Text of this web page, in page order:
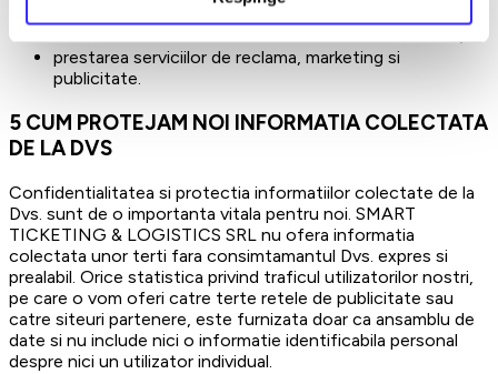
prestarea serviciilor de reclama, marketing si
publicitate.
5 CUM PROTEJAM NOI INFORMATIA COLECTATA
DE LA DVS
Confidentialitatea si protectia informatiilor colectate de la
Dvs. sunt de o importanta vitala pentru noi. SMART
TICKETING & LOGISTICS SRL nu ofera informatia
colectata unor terti fara consimtamantul Dvs. expres si
prealabil. Orice statistica privind traficul utilizatorilor nostri,
pe care o vom oferi catre terte retele de publicitate sau
catre siteuri partenere, este furnizata doar ca ansamblu de
date si nu include nici o informatie identificabila personal
despre nici un utilizator individual.